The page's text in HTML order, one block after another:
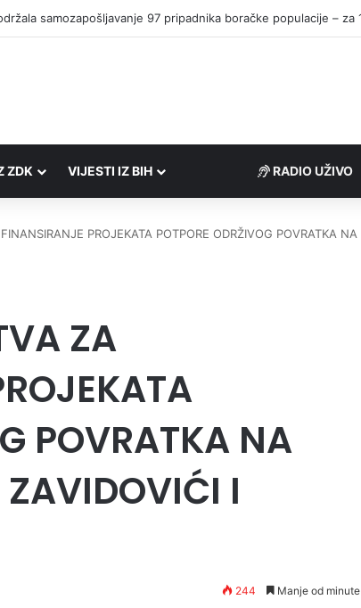
ZDK VIJESTI IZ BIH RADIO UŽIVO
PROJEKATA POTPORE ODRŽIVOG POVRATKA NA
ZA
POVRATKA NA
I
244 Manje od minute